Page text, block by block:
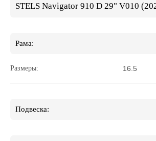
STELS Navigator 910 D 29" V010
Рама:
Размеры: 16.5
Подвеска: